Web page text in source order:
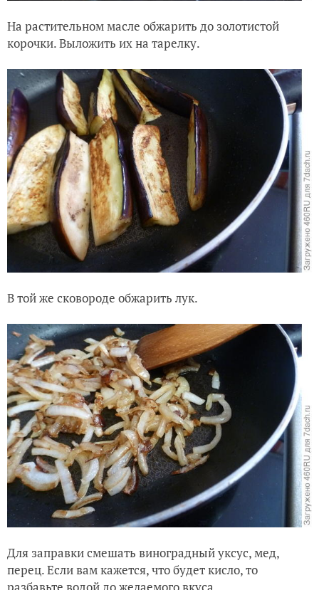
На растительном масле обжарить до золотистой
корочки. Выложить их на тарелку.
В той же сковороде обжарить лук.
Для заправки смешать виноградный уксус, мед,
перец. Если вам кажется, что будет кисло, то